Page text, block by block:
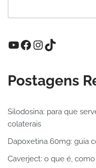
Postagens
Silodosina: para que
colaterais
Dapoxetina 60mg: guia
Caverject: o que é,